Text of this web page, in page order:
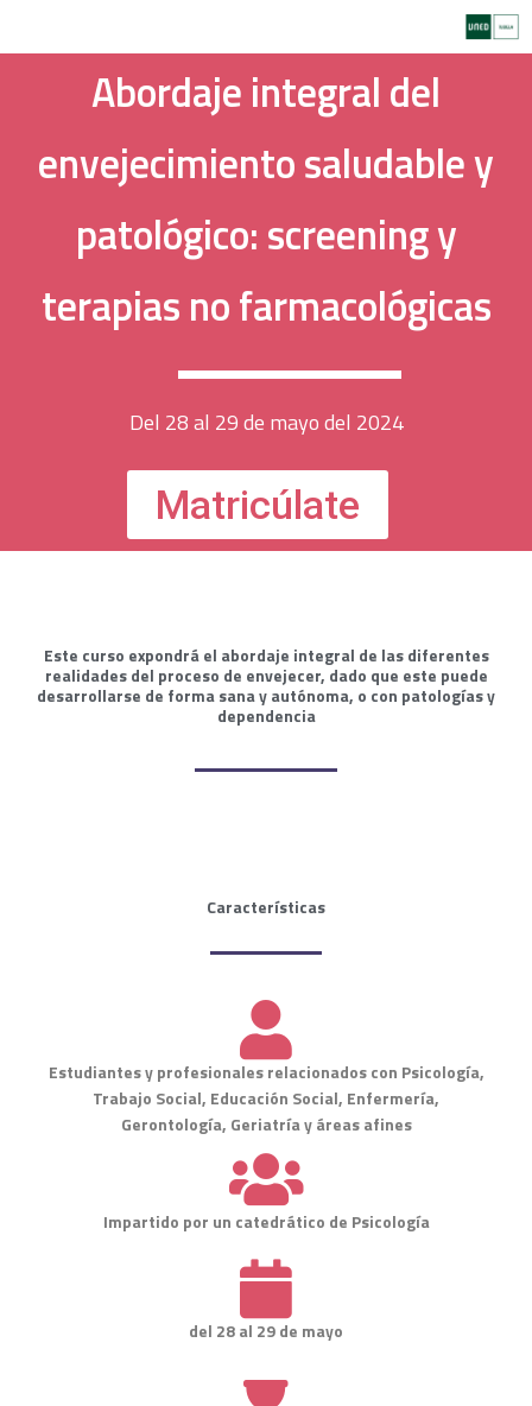
Abordaje integral del
envejecimiento saludable y
patológico: screening y
terapias no farmacológicas
Del 28 al 29 de mayo del 2024
Matricúlate
Este curso expondrá el abordaje integral de las diferentes
realidades del proceso de envejecer, dado que este puede
desarrollarse de forma sana y autónoma, o con patologías y
dependencia
Características
Estudiantes y profesionales relacionados con Psicología,
Trabajo Social, Educación Social, Enfermería,
Gerontología, Geriatría y áreas afines
Impartido por un catedrático de Psicología
del 28 al 29 de mayo